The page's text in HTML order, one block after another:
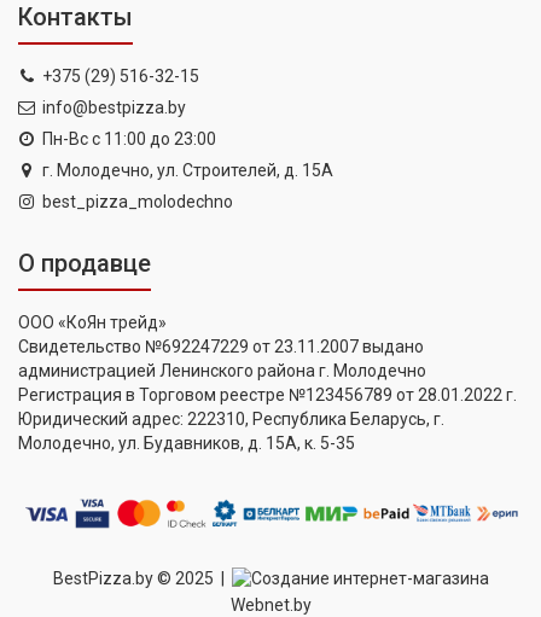
Контакты
+375 (29) 516-32-15
info@bestpizza.by
Пн-Вс с 11:00 до 23:00
г. Молодечно, ул. Строителей, д. 15А
best_pizza_molodechno
О продавце
ООО «КоЯн трейд»
Свидетельство №692247229 от 23.11.2007 выдано
администрацией Ленинского района г. Молодечно
Регистрация в Торговом реестре №123456789 от 28.01.2022 г.
Юридический адрес: 222310, Республика Беларусь, г.
Молодечно, ул. Будавников, д. 15А, к. 5-35
BestPizza.by © 2025 |
Создание интернет-магазина
Webnet.by